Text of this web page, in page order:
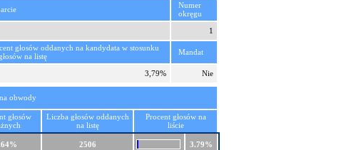
Numer
okręgu
1
głosów oddanych na kandydata w stosunku
na listę
Mandat
3,79% Nie
obwody
głosów
Liczba głosów oddanych
na listę
Procent głosów na
liście
2506 3.79%